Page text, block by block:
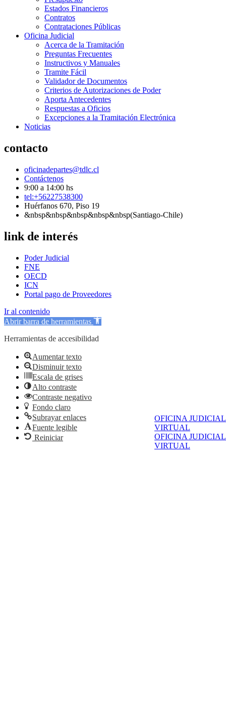
OFICINA JUDICIAL
VIRTUAL
OFICINA JUDICIAL
VIRTUAL
Estados Financieros
Contratos
Contrataciones Públicas
Oficina Judicial
Acerca de la Tramitación
Preguntas Frecuentes
Instructivos y Manuales
Tramite Fácil
Validador de Documentos
Criterios de Autorizaciones de Poder
Aporta Antecedentes
Respuestas a Oficios
Excepciones a la Tramitación Electrónica
Noticias
contacto
oficinadepartes@tdlc.cl
Contáctenos
9:00 a 14:00 hs
tel:+56227538300
Huérfanos 670, Piso 19
&nbsp&nbsp&nbsp&nbsp&nbsp(Santiago-Chile)
link de interés
Poder Judicial
FNE
OECD
ICN
Portal pago de Proveedores
Ir al contenido
Abrir barra de herramientas
Herramientas de accesibilidad
Aumentar texto
Disminuir texto
Escala de grises
Alto contraste
Contraste negativo
Fondo claro
Subrayar enlaces
Fuente legible
Reiniciar